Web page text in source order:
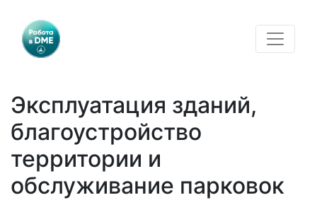
Эксплуатация зданий,
благоустройство
территории и
обслуживание парковок